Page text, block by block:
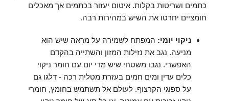
כתמים ושריטות בקלות. איטום יעזור בכתמים אך מאכלים
חומציים יחרטו את השיש במהירות רבה.
ניקוי יומי: המפתח לשמירה על מראה שיש הוא
מניעה. נגב את נזילות המזון והשתייה בהקדם
האפשרי. נגבו משטחי שיש מדי יום עם חומר ניקוי
כלים עדין ומים חמים בעזרת מטלית רכה - דלגו גם
על ספוגי הקרצוף. לעולם אל תשתמש בחומץ, חומרי